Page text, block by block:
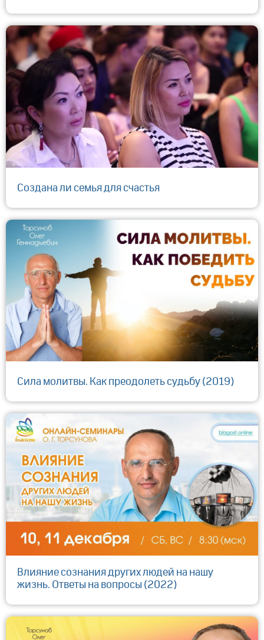
Создана ли семья для счастья
Сила молитвы. Как преодолеть судьбу (2019)
Влияние сознания других людей на нашу
жизнь. Ответы на вопросы (2022)